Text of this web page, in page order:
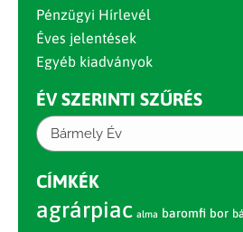
Pénzügyi Hírlevél
Éves jelentések
Egyéb kiadványok
ÉV SZERINTI SZŰRÉS
Bármely Év
CÍMKÉK
agrárpiac alma baromfi bor